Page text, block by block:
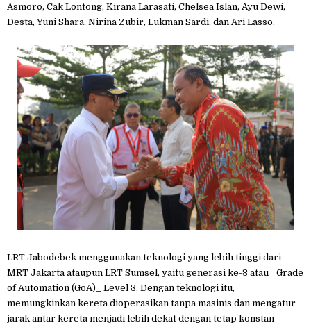
Asmoro, Cak Lontong, Kirana Larasati, Chelsea Islan, Ayu Dewi,
Desta, Yuni Shara, Nirina Zubir, Lukman Sardi, dan Ari Lasso.
LRT Jabodebek menggunakan teknologi yang lebih tinggi dari
MRT Jakarta ataupun LRT Sumsel, yaitu generasi ke-3 atau _Grade
of Automation (GoA)_ Level 3. Dengan teknologi itu,
memungkinkan kereta dioperasikan tanpa masinis dan mengatur
jarak antar kereta menjadi lebih dekat dengan tetap konstan